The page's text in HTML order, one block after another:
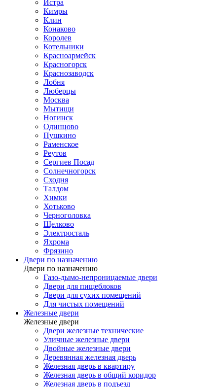
Истра
Кимры
Клин
Конаково
Королев
Котельники
Красноармейск
Красногорск
Краснозаводск
Лобня
Люберцы
Москва
Мытищи
Ногинск
Одинцово
Пушкино
Раменское
Реутов
Сергиев Посад
Солнечногорск
Сходня
Талдом
Химки
Хотьково
Черноголовка
Щелково
Электросталь
Яхрома
Фрязино
Двери по назначению
Двери по назначению
Газо-дымо-непроницаемые двери
Двери для пищеблоков
Двери для сухих помещений
Для чистых помещений
Железные двери
Железные двери
Двери железные технические
Уличные железные двери
Двойные железные двери
Деревянная железная дверь
Железная дверь в квартиру
Железная дверь в общий коридор
Железная дверь в подъезд